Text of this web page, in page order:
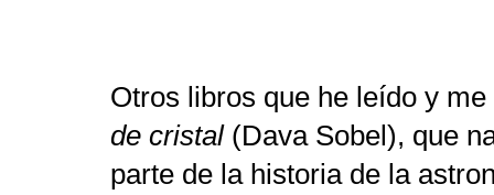
Otros libros que he leído y
de cristal (Dava Sobel), que
parte de la historia de la